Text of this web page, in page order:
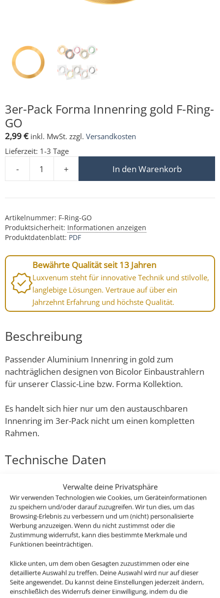
Verwalte deine Privatsphäre
Wir verwenden Technologien wie Cookies, um Geräteinformationen
zu speichern und/oder darauf zuzugreifen. Wir tun dies, um das
Browsing-Erlebnis zu verbessern und um (nicht) personalisierte
Werbung anzuzeigen. Wenn du nicht zustimmst oder die
Zustimmung widerrufst, kann dies bestimmte Merkmale und
Funktionen beeinträchtigen.
Klicke unten, um dem oben Gesagten zuzustimmen oder eine
detaillierte Auswahl zu treffen. Deine Auswahl wird nur auf dieser
Seite angewendet. Du kannst deine Einstellungen jederzeit ändern,
einschließlich des Widerrufs deiner Einwilligung, indem du die
3er-Pack Forma Innenring gold F-Ring-
GO
2,99€ inkl. MwSt. zzgl. Versandkosten
Lieferzeit: 1-3 Tage
-
3er-Pack Forma Innenring gold F-Ring-GO Menge
+ In den Warenkorb
Artikelnummer: F-Ring-GO
Produktsicherheit: Informationen anzeigen
Produktdatenblatt: PDF
Bewährte Qualität seit 13 Jahren
Luxvenum steht für innovative Technik und stilvolle,
langlebige Lösungen. Vertraue auf über ein
Jahrzehnt Erfahrung und höchste Qualität.
Beschreibung
Passender Aluminium Innenring in gold zum
nachträglichen designen von Bicolor Einbaustrahlern
für unserer Classic-Line bzw. Forma Kollektion.
Es handelt sich hier nur um den austauschbaren
Innenring im 3er-Pack nicht um einen kompletten
Rahmen.
Technische Daten
50×50×4mm
Material
Aluminium
Marke / Hersteller
Luxvenum